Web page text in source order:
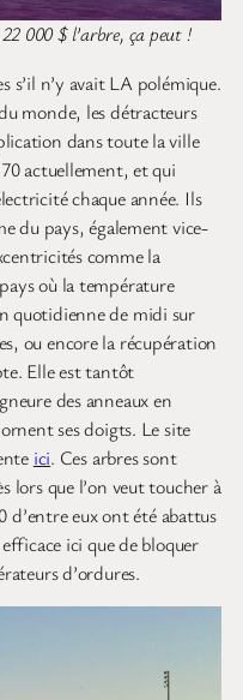
000 $ l’arbre, ça peut !
s’il n’y avait LA polémique.
monde, les détracteurs
dans toute la ville
actuellement, et qui
chaque année. Ils
du pays, également vice-
comme la
où la température
quotidienne de midi sur
ou encore la récupération
Elle est tantôt
des anneaux en
ses doigts. Le site
ici. Ces arbres sont
lors que l’on veut toucher à
d’entre eux ont été abattus
ici que de bloquer
d’ordures.